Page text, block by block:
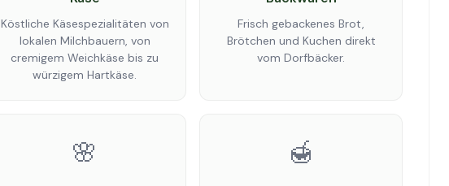
Köstliche Käsespezialitäten von
lokalen Milchbauern, von
cremigem Weichkäse bis zu
würzigem Hartkäse.
Frisch gebackenes Brot,
Brötchen und Kuchen direkt
vom Dorfbäcker.
🌸 🍯